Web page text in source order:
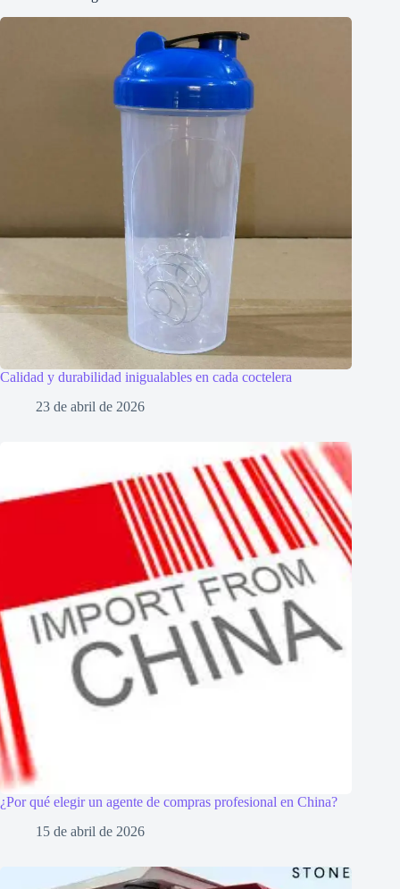
Calidad y durabilidad inigualables en cada coctelera
23 de abril de 2026
¿Por qué elegir un agente de compras profesional en China?
15 de abril de 2026